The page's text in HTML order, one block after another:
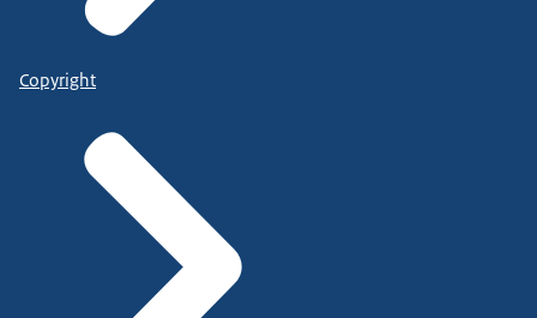
Copyright